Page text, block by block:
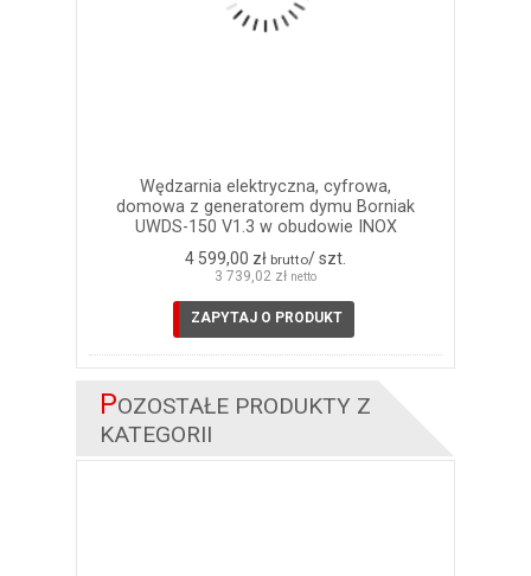
Wędzarnia elektryczna, cyfrowa,
domowa z generatorem dymu Borniak
UWDS-150 V1.3 w obudowie INOX
4 599,00 zł brutto/ szt.
3 739,02 zł netto
ZAPYTAJ O PRODUKT
POZOSTAŁE PRODUKTY Z
KATEGORII